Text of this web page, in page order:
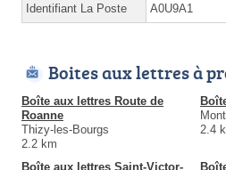
Identifiant La Poste A0U9A1
Boites aux lettres à
Boîte aux lettres Route de
Roanne
Thizy-les-Bourgs
2.2 km
2.4
Boîte aux lettres Saint-Victor-